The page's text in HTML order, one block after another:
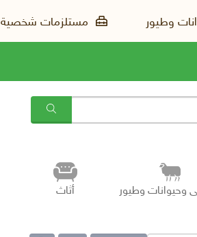
وطيور مستلزمات شخصية
وحيوانات وطيور أثاث